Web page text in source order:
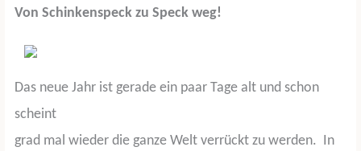
Von Schinkenspeck zu Speck weg!
Das neue Jahr ist gerade ein paar Tage alt und schon
scheint
grad mal wieder die ganze Welt verrückt zu werden. In